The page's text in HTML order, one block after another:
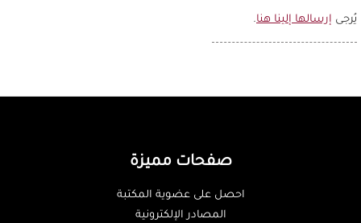
يُرجى إرسالها إلينا هنا.
صفحات مميزة
احصل على عضوية المكتبة
المصادر الإلكترونية